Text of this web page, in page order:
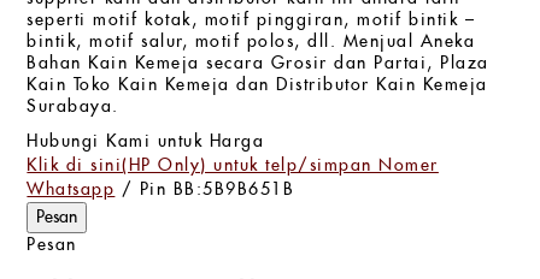
seperti motif kotak, motif pinggiran, motif bintik –
bintik, motif salur, motif polos, dll. Menjual Aneka
Bahan Kain Kemeja secara Grosir dan Partai, Plaza
Kain Toko Kain Kemeja dan Distributor Kain Kemeja
Surabaya.
Hubungi Kami untuk Harga
Klik di sini(HP Only) untuk telp/simpan Nomer
Whatsapp / Pin BB:5B9B651B
Pesan